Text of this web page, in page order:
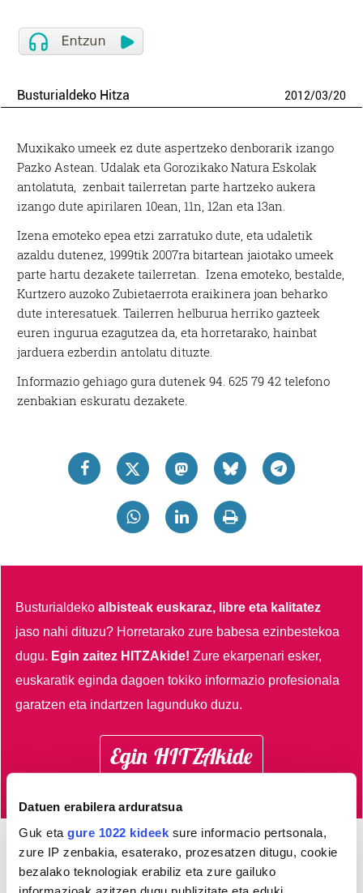
Datuen erabilera arduratsua
Guk eta gure 1022 kideek sure informacio pertsonala,
zure IP zenbakia, esaterako, prozesatzen ditugu, cookie
bezalako teknologiak erabiliz eta zure gailuko
Busturialdeko Hitza 2012/03/20
Muxikako umeek ez dute aspertzeko denborarik izango
Pazko Astean. Udalak eta Gorozikako Natura Eskolak
antolatuta, zenbait tailerretan parte hartzeko aukera
izango dute apirilaren 10ean, 11n, 12an eta 13an.
Izena emoteko epea etzi zarratuko dute, eta udaletik
azaldu dutenez, 1999tik 2007ra bitartean jaiotako umeek
parte hartu dezakete tailerretan. Izena emoteko, bestalde,
Kurtzero auzoko Zubietaerrota eraikinera joan beharko
dute interesatuek. Tailerren helburua herriko gazteek
euren ingurua ezagutzea da, eta horretarako, hainbat
jarduera ezberdin antolatu dituzte.
Informazio gehiago gura dutenek 94. 625 79 42 telefono
zenbakian eskuratu dezakete.
Busturialdekoalbisteak euskaraz, libre eta kalitatez
jaso nahi dituzu? Horretarako zure babesa ezinbestekoa
dugu. Egin zaitez HITZAkide!Zure ekarpenari esker,
euskaratik eginda dagoen tokiko informazio profesionala
garatzen eta indartzen lagunduko duzu.
Egin HITZAkide
AGENDA